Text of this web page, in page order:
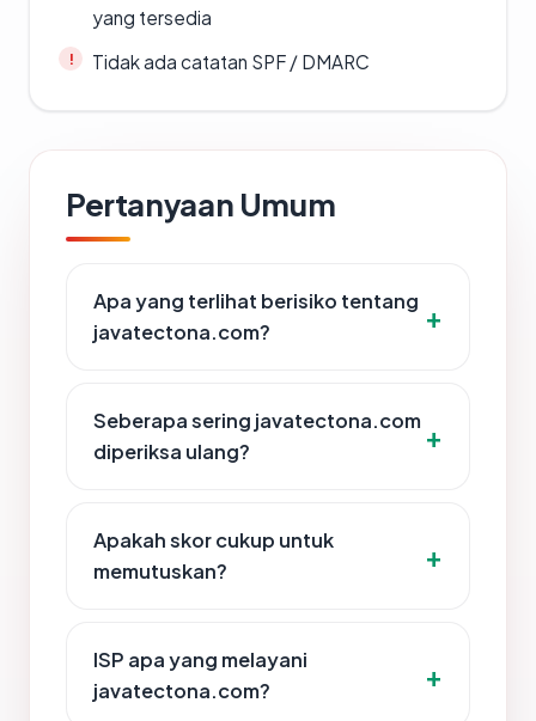
yang tersedia
Tidak ada catatan SPF / DMARC
Pertanyaan Umum
Apa yang terlihat berisiko tentang
javatectona.com?
Seberapa sering javatectona.com
diperiksa ulang?
Apakah skor cukup untuk
memutuskan?
ISP apa yang melayani
javatectona.com?